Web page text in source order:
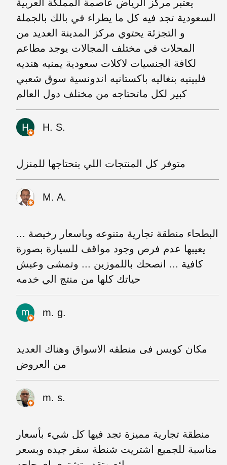
يعتبر مركز الرياض عاصمة المملكة العربية
السعودية تجد فيه كل ما يطراء في بالك بالجملة
و التجزئة يحتوي مركز المدينة العديد من
المحلات في مختلف المجالات يوجد مطاعم
لكافة الجنسيات لاكلات سعودية يمنيه هنديه
فلبينيه بنغاليه باكستانيه اندونسية سوق شعبي
كبير لكل ماتحتاجه من مختلف دول العالم
H. S.
متوفر كل المنتجات اللي بتحتاجها للمنزل
M. A.
البطحاء منطقة تجارية متنوعه وباسعار رخيصة ...
يعيبها عدم فرص وجود مواقف للسيارة بصورة
كافية ... انصحك باللموزين ... وتمشى وعبش
حياتك كلها من منتج الي خدمه
m. g.
مكان كويس فى منطقه الاسواق وهناك العديد
من العروض
m. s.
منطقة تجارية مميزة تجد فيها كل شيء بأسعار
مناسبة للجميع اشتريت شنطة سفر جيده وبسعر